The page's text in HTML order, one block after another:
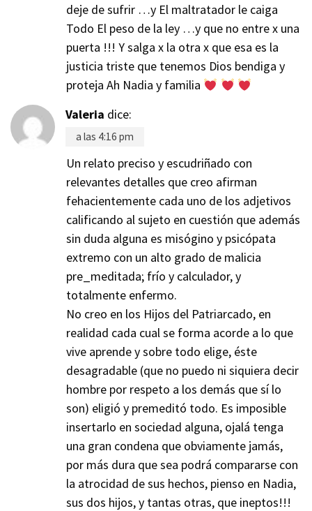
deje de sufrir …y El maltratador le caiga
Todo El peso de la ley …y que no entre x una
puerta !!! Y salga x la otra x que esa es la
justicia triste que tenemos Dios bendiga y
proteja Ah Nadia y familia
Valeria dice:
a las 4:16 pm
Un relato preciso y escudriñado con
relevantes detalles que creo afirman
fehacientemente cada uno de los adjetivos
calificando al sujeto en cuestión que además
sin duda alguna es misógino y psicópata
extremo con un alto grado de malicia
pre_meditada; frío y calculador, y
totalmente enfermo.
No creo en los Hijos del Patriarcado, en
realidad cada cual se forma acorde a lo que
vive aprende y sobre todo elige, éste
desagradable (que no puedo ni siquiera decir
hombre por respeto a los demás que sí lo
son) eligió y premeditó todo. Es imposible
insertarlo en sociedad alguna, ojalá tenga
una gran condena que obviamente jamás,
por más dura que sea podrá compararse con
la atrocidad de sus hechos, pienso en Nadia,
sus dos hijos, y tantas otras, que ineptos!!!